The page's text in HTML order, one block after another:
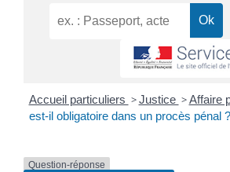
Service Public
Accueil particuliers > Justice > Affaire
est-il obligatoire dans un procès pénal ?
Question-réponse